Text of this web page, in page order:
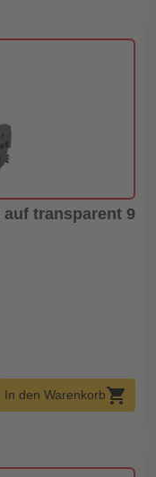
transparent 9
Menge
In den Warenkorbshopping_cart